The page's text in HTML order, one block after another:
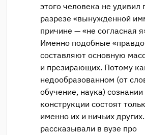
этого человека не удивил
разрезе «вынужденной
причине — «не согласная
Именно подобные
составляют основную
и презирающих. Потому
недообразованном (от
обучение, наука)
конструкции состоят
именно их и ничьих
рассказывали в вузе про